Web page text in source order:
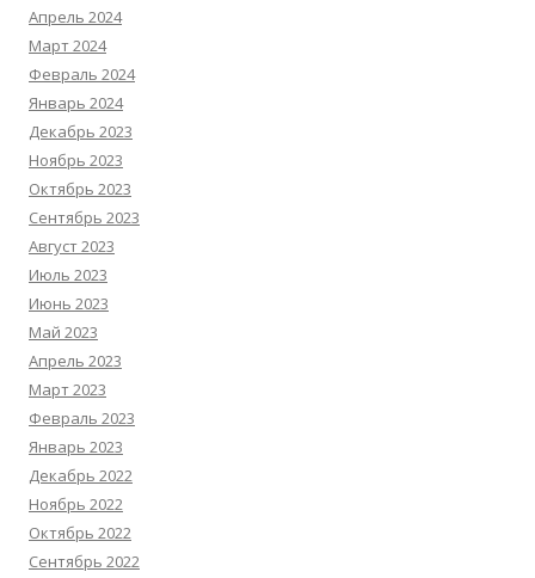
Апрель 2024
Март 2024
Февраль 2024
Январь 2024
Декабрь 2023
Ноябрь 2023
Октябрь 2023
Сентябрь 2023
Август 2023
Июль 2023
Июнь 2023
Май 2023
Апрель 2023
Март 2023
Февраль 2023
Январь 2023
Декабрь 2022
Ноябрь 2022
Октябрь 2022
Сентябрь 2022